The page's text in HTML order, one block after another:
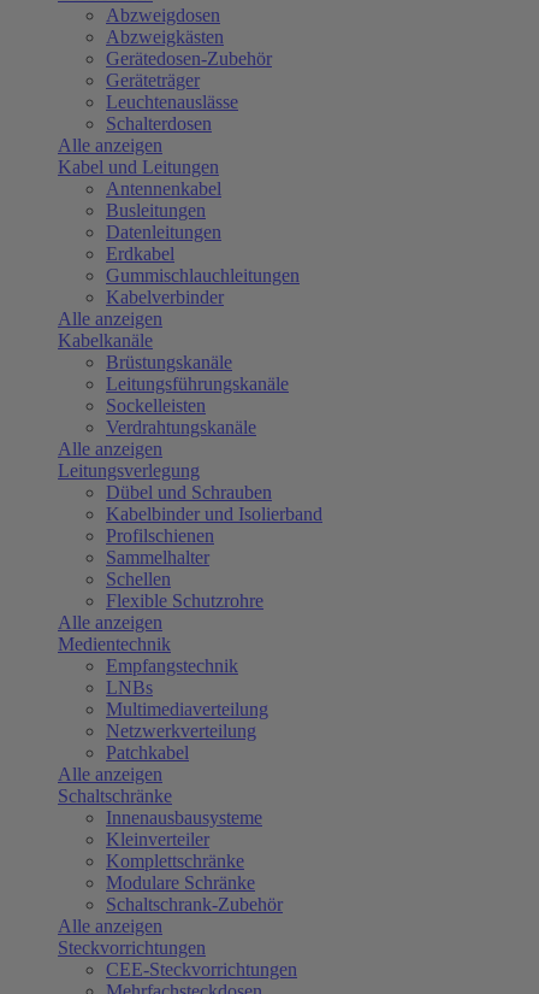
Abzweigdosen
Abzweigkästen
Gerätedosen-Zubehör
Geräteträger
Leuchtenauslässe
Schalterdosen
Alle anzeigen
Kabel und Leitungen
Antennenkabel
Busleitungen
Datenleitungen
Erdkabel
Gummischlauchleitungen
Kabelverbinder
Alle anzeigen
Kabelkanäle
Brüstungskanäle
Leitungsführungskanäle
Sockelleisten
Verdrahtungskanäle
Alle anzeigen
Leitungsverlegung
Dübel und Schrauben
Kabelbinder und Isolierband
Profilschienen
Sammelhalter
Schellen
Flexible Schutzrohre
Alle anzeigen
Medientechnik
Empfangstechnik
LNBs
Multimediaverteilung
Netzwerkverteilung
Patchkabel
Alle anzeigen
Schaltschränke
Innenausbausysteme
Kleinverteiler
Komplettschränke
Modulare Schränke
Schaltschrank-Zubehör
Alle anzeigen
Steckvorrichtungen
CEE-Steckvorrichtungen